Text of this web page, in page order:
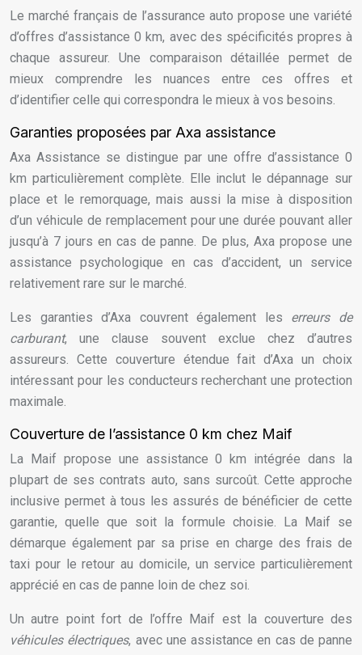
Le marché français de l’assurance auto propose une variété
d’offres d’assistance 0 km, avec des spécificités propres à
chaque assureur. Une comparaison détaillée permet de
mieux comprendre les nuances entre ces offres et
d’identifier celle qui correspondra le mieux à vos besoins.
Garanties proposées par Axa assistance
Axa Assistance se distingue par une offre d’assistance 0
km particulièrement complète. Elle inclut le dépannage sur
place et le remorquage, mais aussi la mise à disposition
d’un véhicule de remplacement pour une durée pouvant aller
jusqu’à 7 jours en cas de panne. De plus, Axa propose une
assistance psychologique en cas d’accident, un service
relativement rare sur le marché.
Les garanties d’Axa couvrent également les erreurs de
carburant, une clause souvent exclue chez d’autres
assureurs. Cette couverture étendue fait d’Axa un choix
intéressant pour les conducteurs recherchant une protection
maximale.
Couverture de l’assistance 0 km chez Maif
La Maif propose une assistance 0 km intégrée dans la
plupart de ses contrats auto, sans surcoût. Cette approche
inclusive permet à tous les assurés de bénéficier de cette
garantie, quelle que soit la formule choisie. La Maif se
démarque également par sa prise en charge des frais de
taxi pour le retour au domicile, un service particulièrement
apprécié en cas de panne loin de chez soi.
Un autre point fort de l’offre Maif est la couverture des
véhicules électriques, avec une assistance en cas de panne